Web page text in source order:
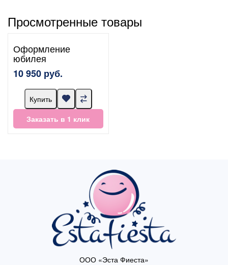
Просмотренные товары
Оформление
юбилея
10 950 руб.
Купить
Заказать в 1 клик
ООО «Эста Фиеста»